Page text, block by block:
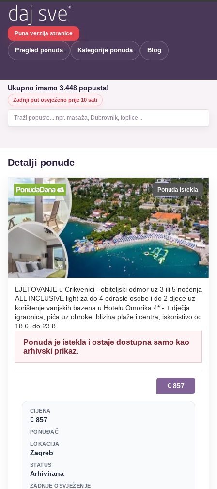
Puna verzija stranice
Pregled ponuda Kategorije ponuda Blog
Ukupno imamo 3.448 popusta!
Zadnji put osvježeno prije 10 sati
Traži popuste... npr. masaža, Dubrovnik, toplice...
Detalji ponude
Ponuda istekla
LJETOVANJE u Crikvenici - obiteljski odmor uz 3 ili 5 noćenja
ALL INCLUSIVE light za do 4 odrasle osobe i do 2 djece uz
korištenje vanjskih bazena u Hotelu Omorika 4* - + dječja
igraonica, pića uz obroke, blizina plaže i centra, iskoristivo od
18.6. do 23.8.
Ponuda je istekla i ostaje dostupna samo kao
arhivski prikaz.
€ 857
CIJENA
€ 857
PONUĐAČ
LOKACIJA
Zagreb
STATUS
Arhivirana
ZADNJE OSVJEŽENJE